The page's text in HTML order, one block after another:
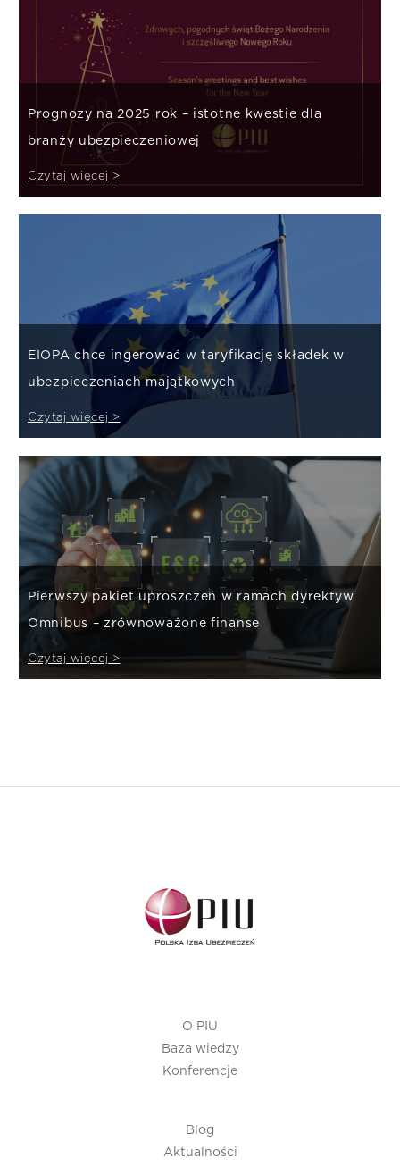
Prognozy na 2025 rok – istotne kwestie dla
branży ubezpieczeniowej
Czytaj więcej >
EIOPA chce ingerować w taryfikację składek w
ubezpieczeniach majątkowych
Czytaj więcej >
Pierwszy pakiet uproszczeń w ramach dyrektyw
Omnibus – zrównoważone finanse
Czytaj więcej >
O PIU
Baza wiedzy
Konferencje
Blog
Aktualności